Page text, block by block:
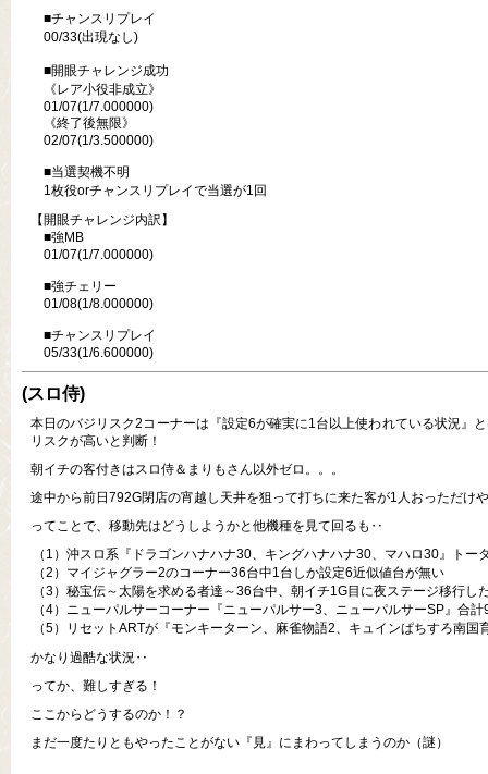
■チャンスリプレイ
00/33(出現なし)
■開眼チャレンジ成功
《レア小役非成立》
01/07(1/7.000000)
《終了後無限》
02/07(1/3.500000)
■当選契機不明
1枚役orチャンスリプレイで当選が1回
【開眼チャレンジ内訳】
■強MB
01/07(1/7.000000)
■強チェリー
01/08(1/8.000000)
■チャンスリプレイ
05/33(1/6.600000)
(スロ侍)
本日のバジリスク2コーナーは『設定6が確実に1台以上使われている状況』
リスクが高いと判断！
朝イチの客付きはスロ侍＆まりもさん以外ゼロ。。。
途中から前日792G閉店の宵越し天井を狙って打ちに来た客が1人おっただけ
ってことで、移動先はどうしようかと他機種を見て回るも‥
（1）沖スロ系『ドラゴンハナハナ30、キングハナハナ30、マハロ30』ト
（2）マイジャグラー2のコーナー36台中1台しか設定6近似値台が無い
（3）秘宝伝～太陽を求める者達～36台中、朝イチ1G目に夜ステージ移行し
（4）ニューパルサーコーナー『ニューパルサー3、ニューパルサーSP』合
（5）リセットARTが『モンキーターン、麻雀物語2、キュインぱちすろ南国
かなり過酷な状況‥
ってか、難しすぎる！
ここからどうするのか！？
まだ一度たりともやったことがない『見』にまわってしまうのか（謎）